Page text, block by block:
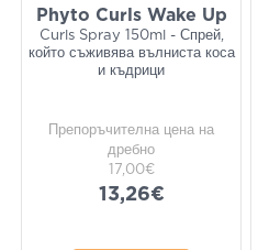
Phyto Curls Wake Up
Curls Spray 150ml - Спрей,
който съживява вълниста коса
и къдрици
Препоръчителна цена на
дребно
17,00€
13,26€